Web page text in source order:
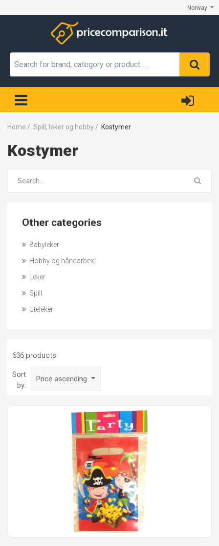
Norway
Home / Spill, leker og hobby / Kostymer
Kostymer
Other categories
Babyleker
Hobby og håndarbeid
Leker
Spill
Uteleker
636 products
Sort
by:
Price ascending